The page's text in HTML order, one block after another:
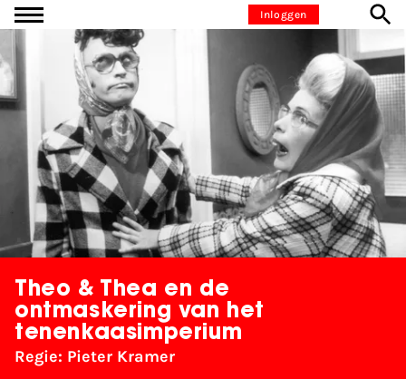
Ga naar inhoudInloggen
Theo & Thea en de
ontmaskering van het
tenenkaasimperium
Regie: Pieter Kramer